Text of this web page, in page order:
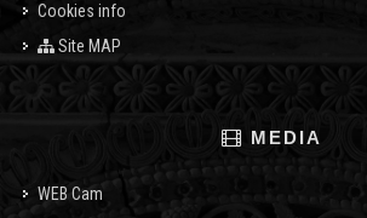
Cookies info
Site MAP
MEDIA
WEB Cam